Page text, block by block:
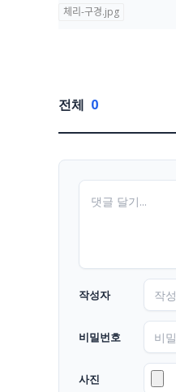
체리-구경.jpg
전체 0
작성자
비밀번호
사진